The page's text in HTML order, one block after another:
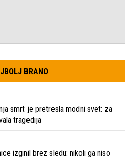
BRANO
smrt je pretresla modni svet: za
tragedija
izginil brez sledu: nikoli ga niso